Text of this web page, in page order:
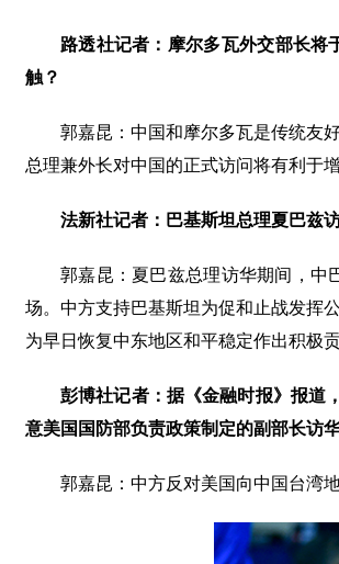
路透社记者：摩尔多瓦外交部长将
触？
郭嘉昆：中国和摩尔多瓦是传统友
总理兼外长对中国的正式访问将有利于
法新社记者：巴基斯坦总理夏巴兹
郭嘉昆：夏巴兹总理访华期间，中
场。中方支持巴基斯坦为促和止战发挥
为早日恢复中东地区和平稳定作出积极贡
彭博社记者：据《金融时报》报道
意美国国防部负责政策制定的副部长访
郭嘉昆：中方反对美国向中国台湾